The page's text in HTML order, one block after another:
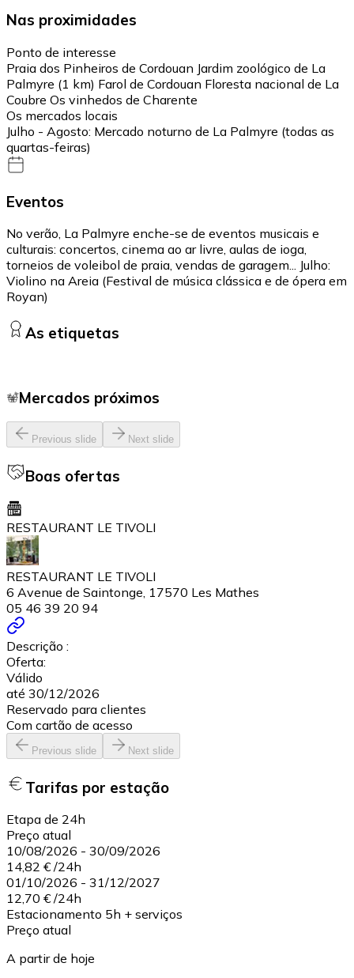
Nas proximidades
Ponto de interesse
Praia dos Pinheiros de Cordouan Jardim zoológico de La
Palmyre (1 km) Farol de Cordouan Floresta nacional de La
Coubre Os vinhedos de Charente
Os mercados locais
Julho - Agosto: Mercado noturno de La Palmyre (todas as
quartas-feiras)
Eventos
No verão, La Palmyre enche-se de eventos musicais e
culturais: concertos, cinema ao ar livre, aulas de ioga,
torneios de voleibol de praia, vendas de garagem... Julho:
Violino na Areia (Festival de música clássica e de ópera em
Royan)
As etiquetas
Mercados próximos
Previous slide Next slide
Boas ofertas
RESTAURANT LE TIVOLI
RESTAURANT LE TIVOLI
6 Avenue de Saintonge, 17570 Les Mathes
05 46 39 20 94
Descrição :
Oferta:
Válido
até 30/12/2026
Reservado para clientes
Com cartão de acesso
Previous slide Next slide
Tarifas por estação
Etapa de 24h
Preço atual
10/08/2026 - 30/09/2026
14,82 € /24h
01/10/2026 - 31/12/2027
12,70 € /24h
Estacionamento 5h + serviços
Preço atual
A partir de hoje